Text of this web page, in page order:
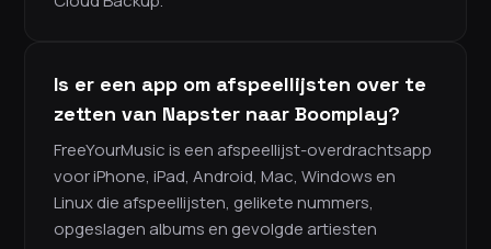
Is er een app om afspeellijsten over te
zetten van Napster naar Boomplay?
FreeYourMusic is een afspeellijst-overdrachtsapp
voor iPhone, iPad, Android, Mac, Windows en
Linux die afspeellijsten, gelikete nummers,
opgeslagen albums en gevolgde artiesten